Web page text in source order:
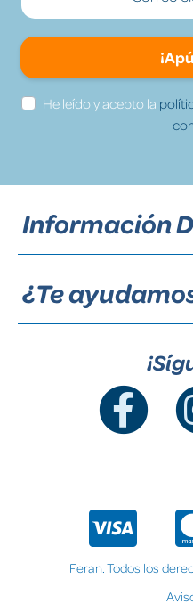
He leído y acepto la
Información
¿Te
Feran. Todos los